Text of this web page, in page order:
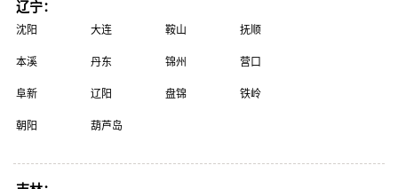
辽宁：
沈阳 大连 鞍山 抚顺
本溪 丹东 锦州 营口
阜新 辽阳 盘锦 铁岭
朝阳 葫芦岛